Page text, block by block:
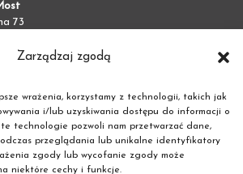
Zarządzaj zgodą
wrażenia, korzystamy z technologii, takich jak
i/lub uzyskiwania dostępu do informacji o
technologie pozwoli nam przetwarzać dane,
przeglądania lub unikalne identyfikatory
zgody lub wycofanie zgody może
niektóre cechy i funkcje.
73